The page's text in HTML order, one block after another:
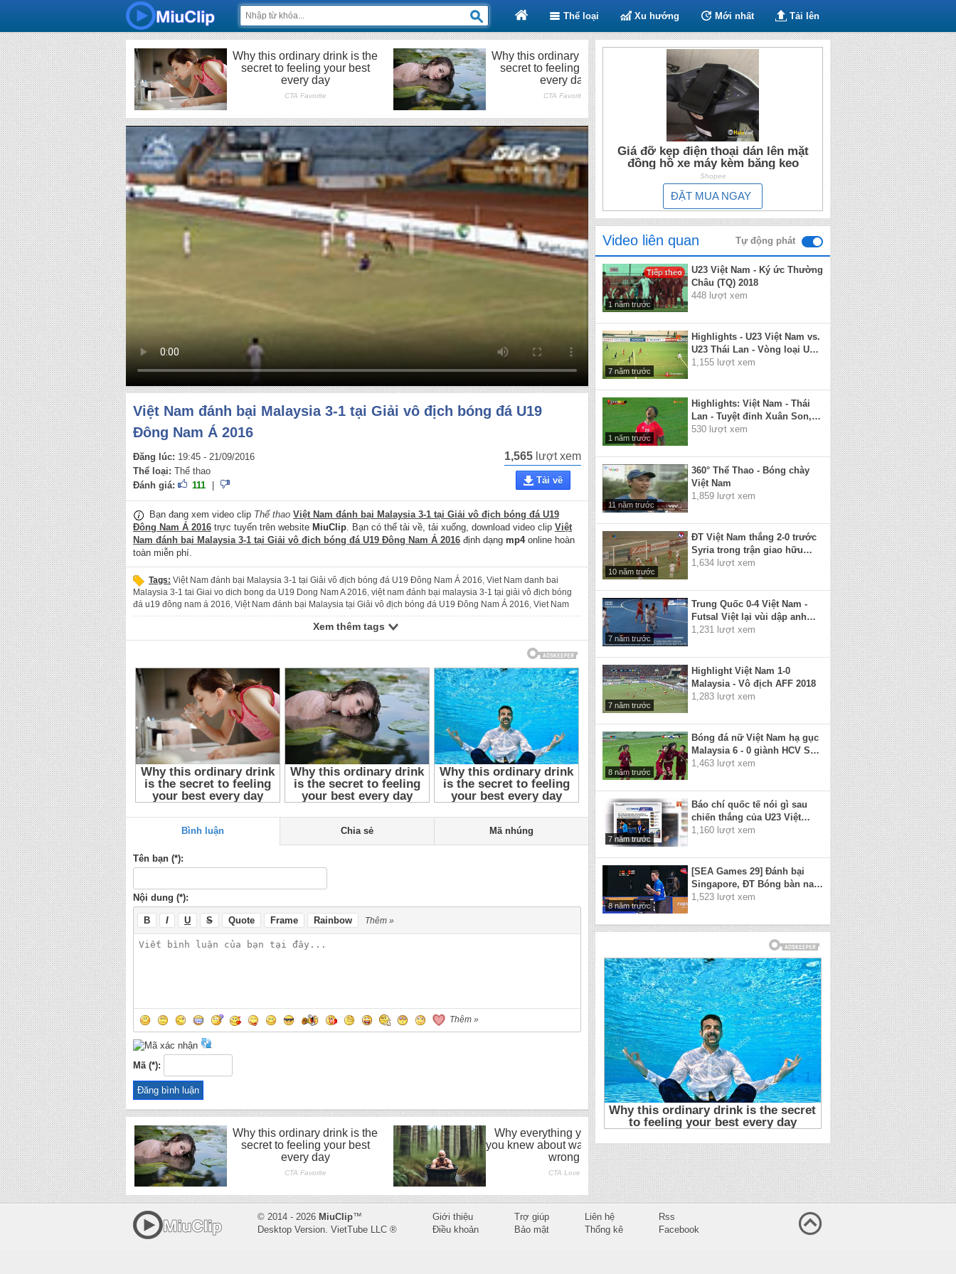
Thể loại Xu hướng Mới nhất Tải lên
Việt Nam đánh bại Malaysia 3-1 tại Giải vô địch bóng đá U19
Đông Nam Á 2016
Đăng lúc: 19:45 - 21/09/2016
Thể loại: Thể thao
Đánh giá:
111
1,565 lượt xem
Tải về
Bạn đang xem video clip Thể thao Việt Nam đánh bại Malaysia 3-1 tại Giải vô địch bóng đá U19
Đông Nam Á 2016 trực tuyến trên website MiuClip. Bạn có thể tải về, tải xuống, download video clip Việt
Nam đánh bại Malaysia 3-1 tại Giải vô địch bóng đá U19 Đông Nam Á 2016 định dạng mp4online hoàn
toàn miễn phí.
Tags: Việt Nam đánh bại Malaysia 3-1 tại Giải vô địch bóng đá U19 Đông Nam Á 2016, Viet Nam danh bai
Malaysia 3-1 tai Giai vo dich bong da U19 Dong Nam A 2016, việt nam đánh bại malaysia 3-1 tại giải vô địch bóng
đá u19 đông nam á 2016, Việt Nam đánh bại Malaysia tại Giải vô địch bóng đá U19 Đông Nam Á 2016, Viet Nam
danh bai Malaysia tai Giai vo dich bong da U19 Dong Nam A 2016,việt nam đánh bại malaysia tại giải vô địch bóng
Xem thêm tags
Bình luận Chia sẻ Mã nhúng
Tên bạn (*):
Nội dung (*):
B I U S Quote Frame Rainbow Thêm »
Thêm »
Mã (*):
Giá đỡ kẹp điện thoại dán lên mặt
đồng hồ xe máy kèm băng keo
Shopee
ĐẶT MUA NGAY
Video liên quan Tự động phát
Tiếp theo
1 năm trước
U23 Việt Nam - Ký ức Thường
Châu (TQ) 2018
448 lượt xem
7 năm trước
Highlights - U23 Việt Nam vs.
U23 Thái Lan - Vòng loại U23
Châu Á 2020
1,155 lượt xem
1 năm trước
Highlights: Việt Nam - Thái
Lan - Tuyệt đỉnh Xuân Son,
sân Việt Trì vỡ òa
530 lượt xem
11 năm trước
360° Thể Thao - Bóng chày
Việt Nam
1,859 lượt xem
10 năm trước
ĐT Việt Nam thắng 2-0 trước
Syria trong trận giao hữu
quốc tế
1,634 lượt xem
7 năm trước
Trung Quốc 0-4 Việt Nam -
Futsal Việt lại vùi dập anh
láng giềng ồn ào
1,231 lượt xem
7 năm trước
Highlight Việt Nam 1-0
Malaysia - Vô địch AFF 2018
1,283 lượt xem
8 năm trước
Bóng đá nữ Việt Nam hạ gục
Malaysia 6 - 0 giành HCV SEA
Games 29
1,463 lượt xem
7 năm trước
Báo chí quốc tế nói gì sau
chiến thắng của U23 Việt
Nam
1,160 lượt xem
8 năm trước
[SEA Games 29] Đánh bại
Singapore, ĐT Bóng bàn nam
Việt Nam giành HCV lịch sử!
1,523 lượt xem
© 2014 - 2026 MiuClip™
Desktop Version. VietTube LLC ®
Giới thiệu
Điều khoản
Trợ giúp
Bảo mật
Liên hệ
Thống kê
Rss
Facebook